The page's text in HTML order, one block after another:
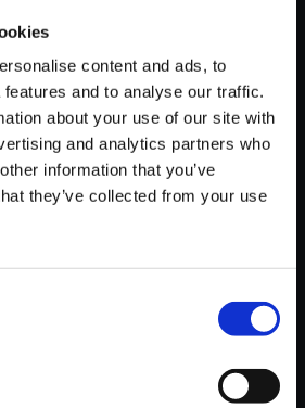
content and ads, to
and to analyse our traffic.
about your use of our site with
and analytics partners who
information that you’ve
they’ve collected from your use
【単曲】大神 音調（しらべ）の
巻 一 ヤマタノオロチ復活
150円